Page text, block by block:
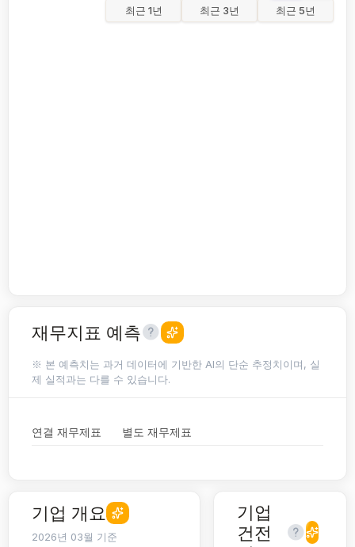
최근 1년
최근 3년 최근 5년
재무지표 예측
※ 본 예측치는 과거 데이터에 기반한 AI의 단순 추정치이며, 실
제 실적과는 다를 수 있습니다.
연결 재무제표 별도 재무제표
기업 개요
2026년 03월 기준
기업
건전